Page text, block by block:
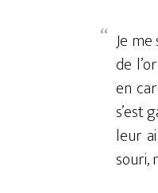
Je
de
en
s’est
leur
souri,